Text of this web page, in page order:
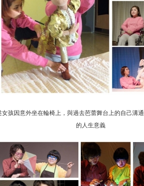
女孩因意外坐在輪椅上，與過去芭蕾舞台上的自己溝
的人生意義